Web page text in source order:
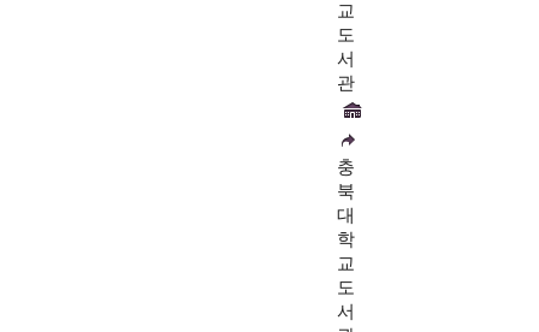
교
도
서
관
충
북
대
학
교
도
서